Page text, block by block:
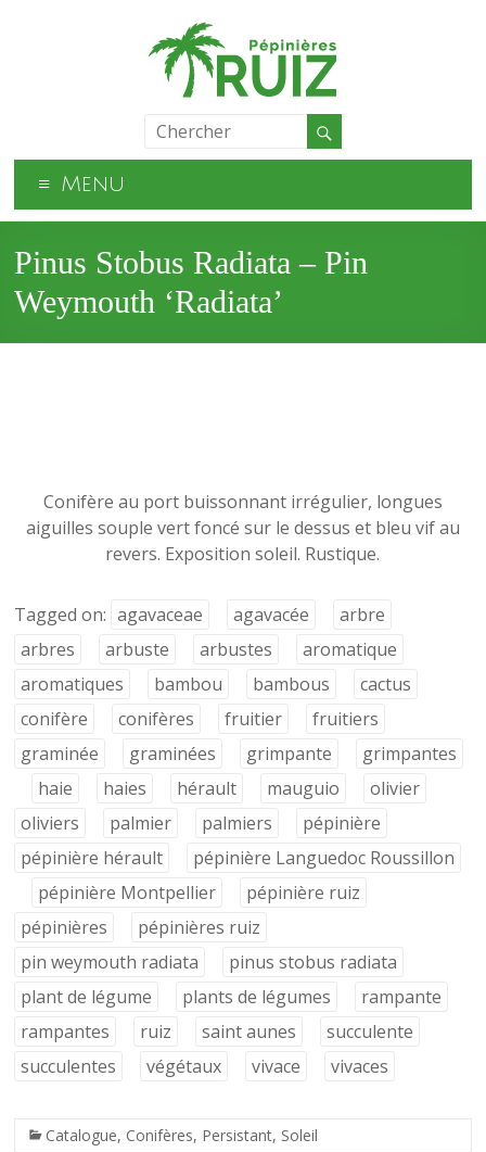
Menu
Pinus Stobus Radiata – Pin
Weymouth ‘Radiata’
Conifère au port buissonnant irrégulier, longues
aiguilles souple vert foncé sur le dessus et bleu vif au
revers. Exposition soleil. Rustique.
Tagged on: agavaceae agavacée
arbre
arbres
arbuste arbustes
aromatique
aromatiques
bambou bambous
cactus
conifère
conifères fruitier
fruitiers
graminée
graminées grimpante
grimpantes
haie
haies hérault mauguio
olivier
oliviers
palmier palmiers
pépinière
pépinière hérault
pépinière Languedoc Roussillon
pépinière Montpellier
pépinière ruiz
pépinières
pépinières ruiz
pin weymouth radiata
pinus stobus radiata
plant de légume
plants de légumes
rampante
rampantes
ruiz saint aunes
succulente
succulentes
végétaux vivace vivaces
Catalogue, Conifères, Persistant, Soleil